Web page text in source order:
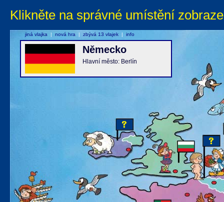
Klikněte na správné umístění
Německo
Hlavní město: Berlín
jiná vlajka | nová hra | zbývá 13 vlajek | info